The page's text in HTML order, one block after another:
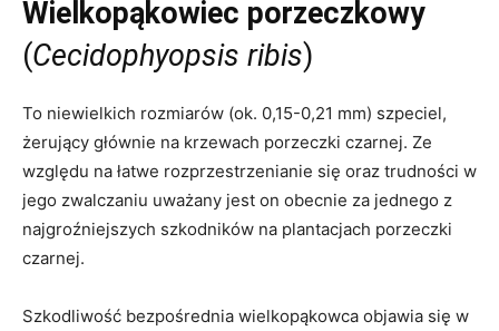
Wielkopąkowiec porzeczkowy
(Cecidophyopsis ribis)
To niewielkich rozmiarów (ok. 0,15-0,21 mm) szpeciel,
żerujący głównie na krzewach porzeczki czarnej. Ze
względu na łatwe rozprzestrzenianie się oraz trudności w
jego zwalczaniu uważany jest on obecnie za jednego z
najgroźniejszych szkodników na plantacjach porzeczki
czarnej.
Szkodliwość bezpośrednia wielkopąkowca objawia się w